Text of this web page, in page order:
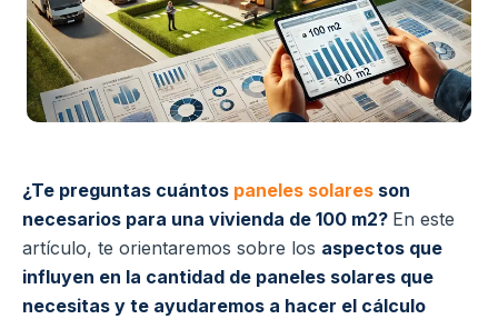
¿Te preguntas cuántos paneles solares son
necesarios para una vivienda de 100 m2? En este
artículo, te orientaremos sobre los aspectos que
influyen en la cantidad de paneles solares que
necesitas y te ayudaremos a hacer el cálculo